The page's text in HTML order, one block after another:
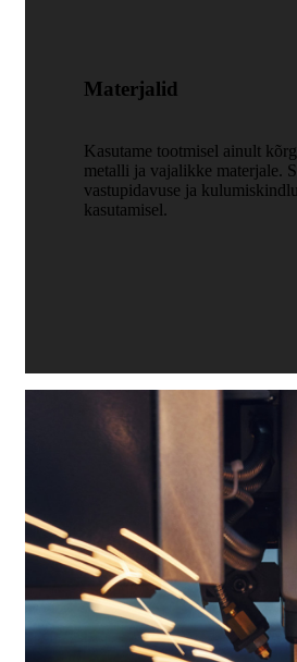
Materjalid
Kasutame tootmisel ainult
metalli ja vajalikke materjale.
vastupidavuse ja
kasutamisel.